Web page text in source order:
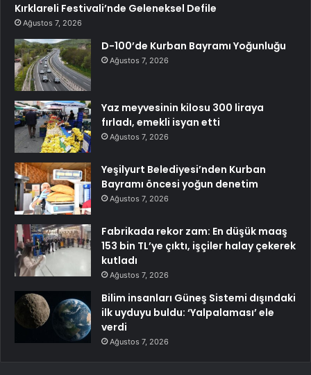
Kırklareli Festivali’nde Geleneksel Defile
Ağustos 7, 2026
D-100’de Kurban Bayramı Yoğunluğu
Ağustos 7, 2026
Yaz meyvesinin kilosu 300 liraya
fırladı, emekli isyan etti
Ağustos 7, 2026
Yeşilyurt Belediyesi’nden Kurban
Bayramı öncesi yoğun denetim
Ağustos 7, 2026
Fabrikada rekor zam: En düşük maaş
153 bin TL’ye çıktı, işçiler halay çekerek
kutladı
Ağustos 7, 2026
Bilim insanları Güneş Sistemi dışındaki
ilk uyduyu buldu: ‘Yalpalaması’ ele
verdi
Ağustos 7, 2026